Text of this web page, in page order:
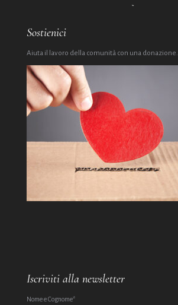
Sostienici
Aiuta il lavoro della comunità con una donazione.
Iscriviti alla newsletter
Nome e Cognome*